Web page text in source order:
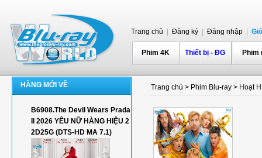
Trang chủ Đăng ký Đăng nhập
Phim 4K Thiết bị - ĐG Phim
HÀNG MỚI VỀ
B6908.The Devil Wears Prada
II 2026 YÊU NỮ HÀNG HIỆU 2
2D25G (DTS-HD MA 7.1)
Trang chủ > Phim Blu-ray > Hoạt